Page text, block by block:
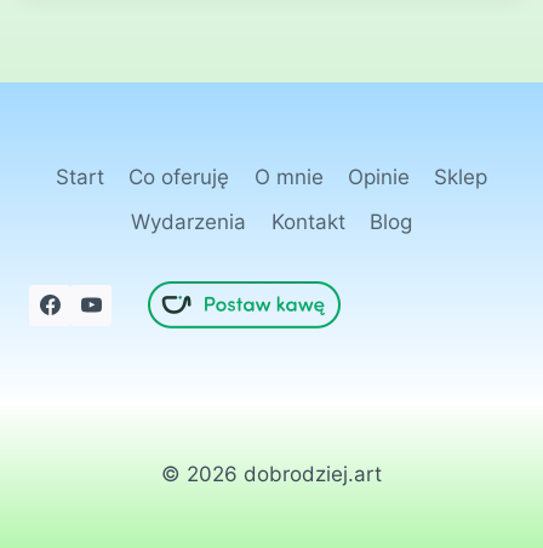
Start Co oferuję O mnie Opinie
Sklep
Wydarzenia
Kontakt Blog
© 2026 dobrodziej.art